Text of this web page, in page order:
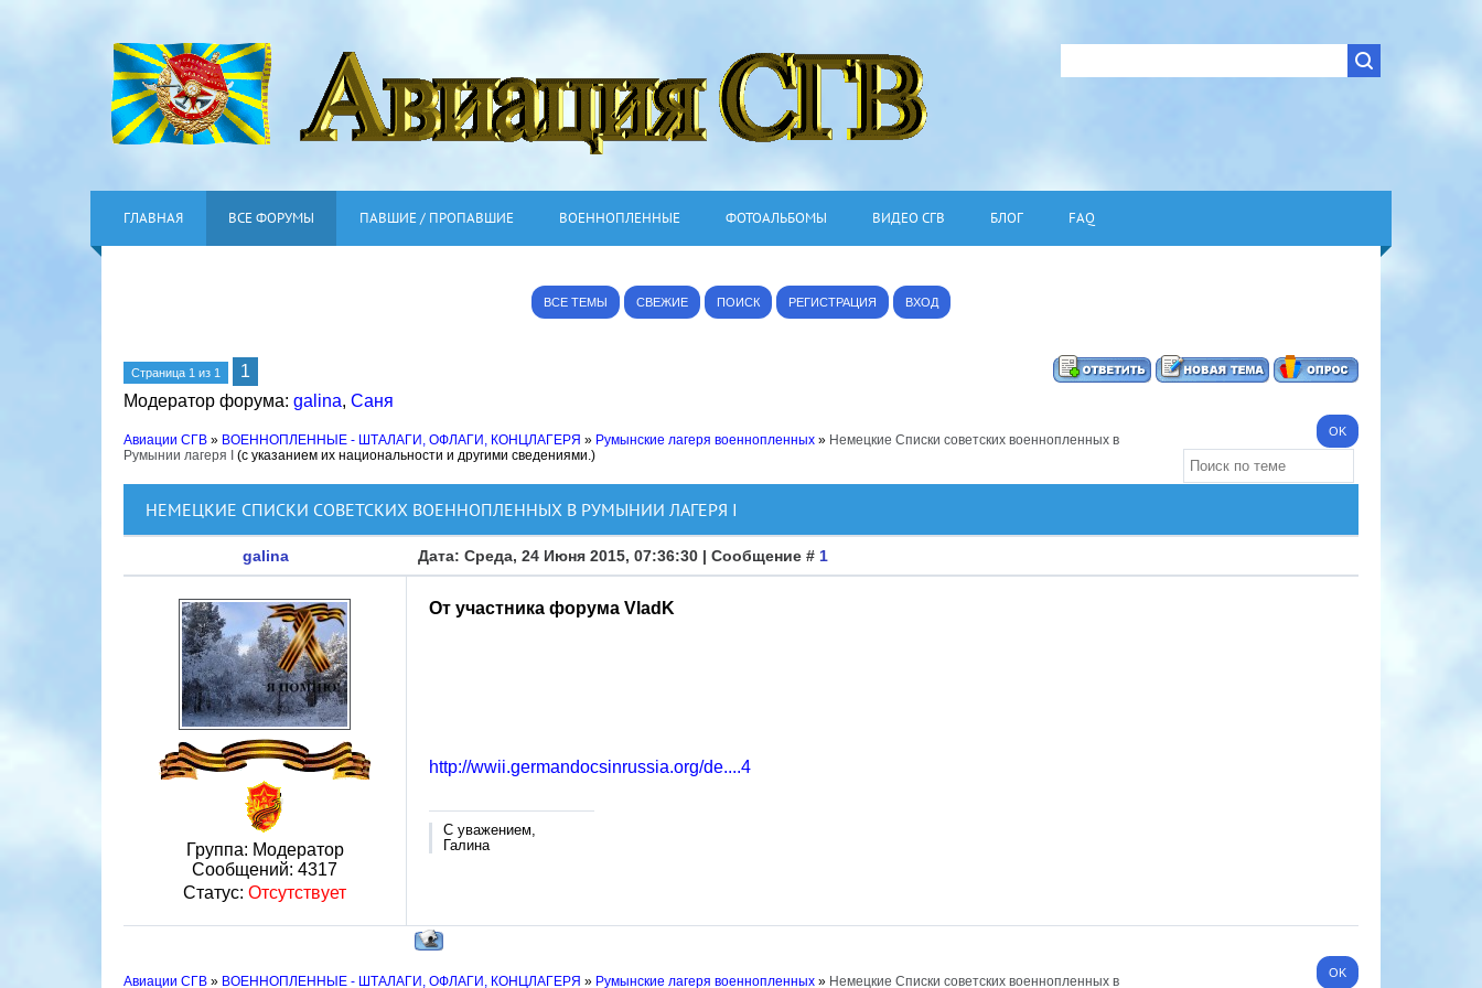
ГЛАВНАЯ ВСЕ ФОРУМЫ ПАВШИЕ / ПРОПАВШИЕ ВОЕННОПЛЕННЫЕ ФОТОАЛЬБОМЫ ВИДЕО СГВ БЛОГ FAQ
ВСЕ ТЕМЫ СВЕЖИЕ ПОИСК РЕГИСТРАЦИЯ ВХОД
Страница 1 из 1
1
Модератор форума: galina, Саня
Авиации СГВ » ВОЕННОПЛЕННЫЕ - ШТАЛАГИ, ОФЛАГИ, КОНЦЛАГЕРЯ » Румынские лагеря военнопленных » Немецкие Списки советских военнопленных в
Румынии лагеря I
(с указанием их национальности и другими сведениями.)
НЕМЕЦКИЕ СПИСКИ СОВЕТСКИХ ВОЕННОПЛЕННЫХ В РУМЫНИИ ЛАГЕРЯ I
galina Дата: Среда, 24 Июня 2015, 07:36:30 | Сообщение # 1
Группа: Модератор
Сообщений: 4317
Статус: Отсутствует
От участника форума VladK
http://wwii.germandocsinrussia.org/de....4
С уважением,
Галина
Авиации СГВ » ВОЕННОПЛЕННЫЕ - ШТАЛАГИ, ОФЛАГИ, КОНЦЛАГЕРЯ » Румынские лагеря военнопленных » Немецкие Списки советских военнопленных в